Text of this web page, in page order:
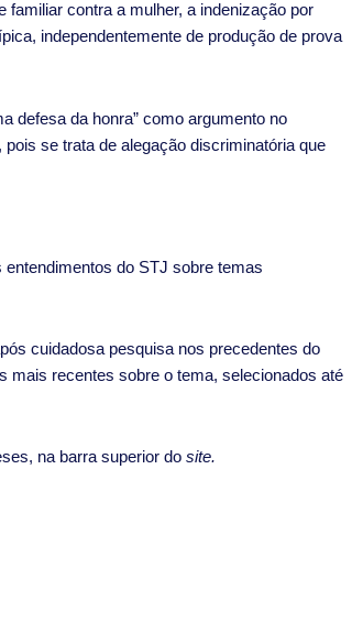
familiar contra a mulher, a indenização por
independentemente de produção de prova
defesa da honra” como argumento no
se trata de alegação discriminatória que
do STJ sobre temas
cuidadosa pesquisa nos precedentes do
mais recentes sobre o tema, selecionados até
na barra superior do site.